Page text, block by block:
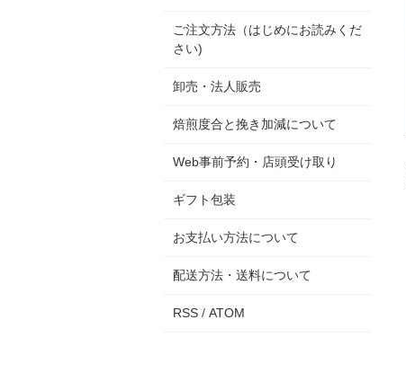
ご注文方法（はじめにお読みくだ
さい)
卸売・法人販売
焙煎度合と挽き加減について
Web事前予約・店頭受け取り
ギフト包装
お支払い方法について
配送方法・送料について
RSS / ATOM